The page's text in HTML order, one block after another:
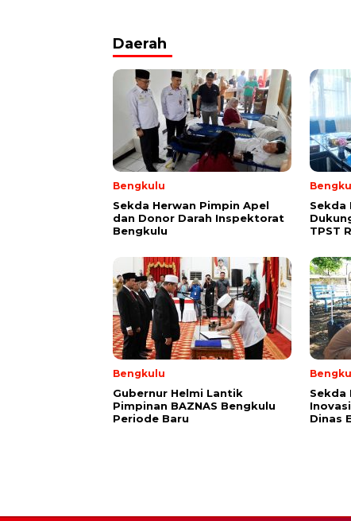
Daerah
Bengkulu
Sekda Herwan Pimpin Apel
dan Donor Darah Inspektorat
Bengkulu
Sekda
TPST
Bengkulu
Gubernur Helmi Lantik
Pimpinan BAZNAS Bengkulu
Periode Baru
Sekda
Dinas